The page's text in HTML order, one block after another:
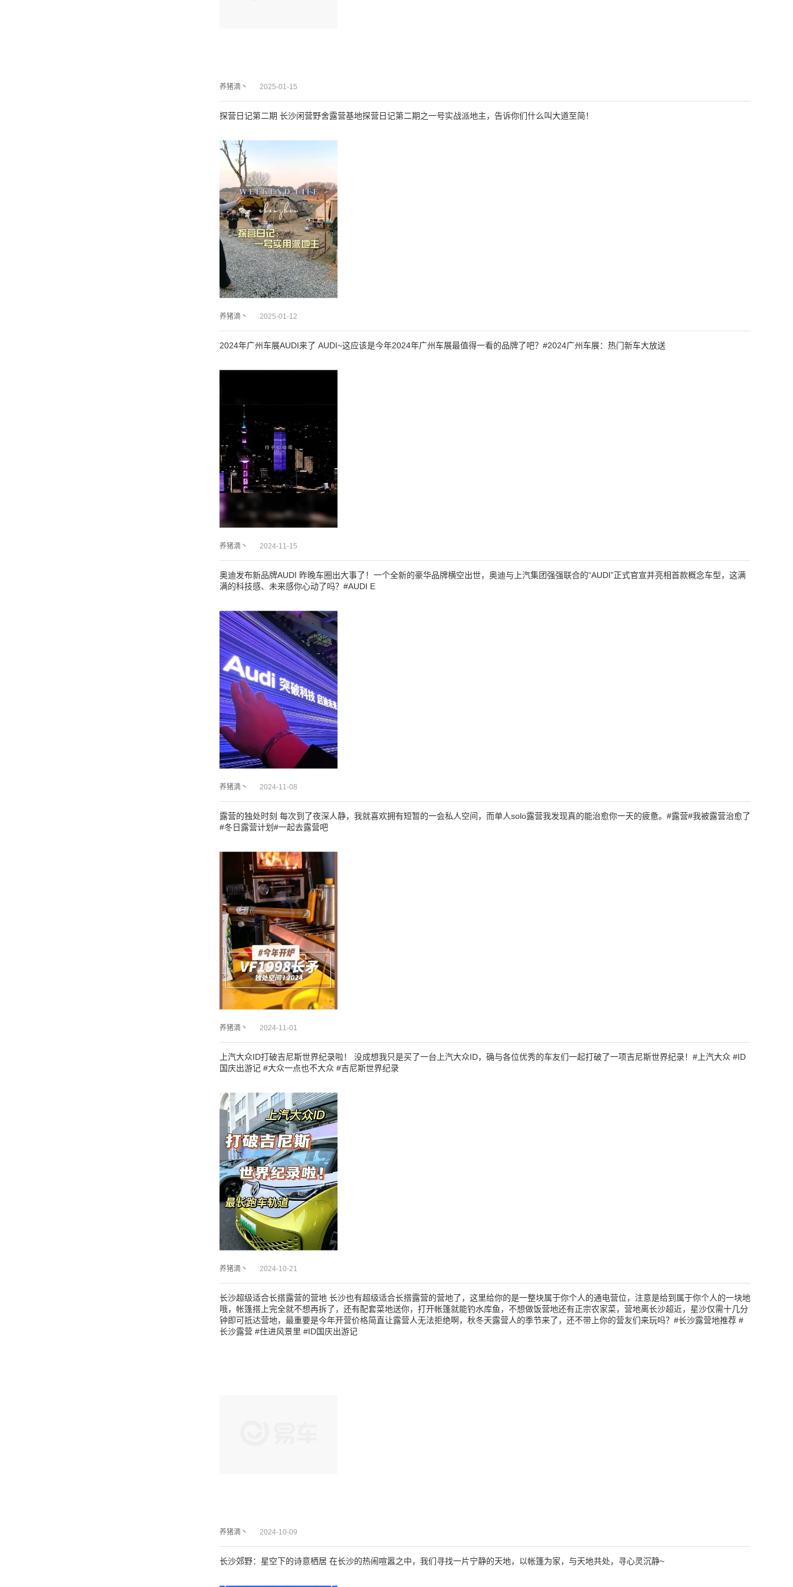
养猪滴丶 2025-01-15
探营日记第二期 长沙闲营野舍露营基地探营日记第二期之一号实战派地主，告诉你们什么叫大道至简！
养猪滴丶 2025-01-12
2024年广州车展AUDI来了 AUDI~这应该是今年2024年广州车展最值得一看的品牌了吧？#2024广州车展：热门新车大放送
养猪滴丶 2024-11-15
奥迪发布新品牌AUDI 昨晚车圈出大事了！一个全新的豪华品牌横空出世，奥迪与上汽集团强强联合的“AUDI”正式官宣并亮相首款概念车型，这满
满的科技感、未来感你心动了吗？#AUDI E
养猪滴丶 2024-11-08
露营的独处时刻 每次到了夜深人静，我就喜欢拥有短暂的一会私人空间，而单人solo露营我发现真的能治愈你一天的疲惫。#露营#我被露营治愈了
#冬日露营计划#一起去露营吧
养猪滴丶 2024-11-01
上汽大众ID打破吉尼斯世界纪录啦！ 没成想我只是买了一台上汽大众ID，确与各位优秀的车友们一起打破了一项吉尼斯世界纪录！#上汽大众 #ID
国庆出游记 #大众一点也不大众 #吉尼斯世界纪录
养猪滴丶 2024-10-21
长沙超级适合长搭露营的营地 长沙也有超级适合长搭露营的营地了，这里给你的是一整块属于你个人的通电营位，注意是给到属于你个人的一块地
哦，帐篷搭上完全就不想再拆了，还有配套菜地送你，打开帐篷就能钓水库鱼，不想做饭营地还有正宗农家菜，营地离长沙超近，星沙仅需十几分
钟即可抵达营地，最重要是今年开营价格简直让露营人无法拒绝啊，秋冬天露营人的季节来了，还不带上你的营友们来玩吗？#长沙露营地推荐 #
长沙露营 #住进风景里 #ID国庆出游记
养猪滴丶 2024-10-09
长沙郊野：星空下的诗意栖居 在长沙的热闹喧嚣之中，我们寻找一片宁静的天地，以帐篷为家，与天地共处，寻心灵沉静~